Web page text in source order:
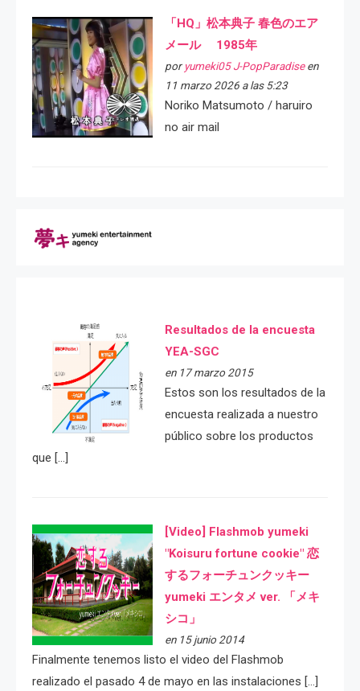
「HQ」松本典子 春色のエア
メール 1985年
por yumeki05 J-PopParadiseen
11 marzo 2026 a las 5:23
Noriko Matsumoto / haruiro
no air mail
Resultados de la encuesta
YEA-SGC
en 17 marzo 2015
Estos son los resultados de la
encuesta realizada a nuestro
público sobre los productos
que […]
[Video] Flashmob yumeki
"Koisuru fortune cookie" 恋
するフォーチュンクッキー
yumeki エンタメ ver. 「メキ
シコ」
en 15 junio 2014
Finalmente tenemos listo el video del Flashmob
realizado el pasado 4 de mayo en las instalaciones […]